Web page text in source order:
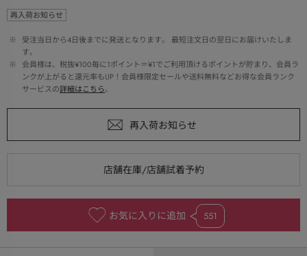
再入荷お知らせ
※
受注当日から4日後までに発送となります。 最短注文日の翌日にお届けいたしま
す。
※
会員様は、税抜¥100毎に1ポイント＝¥1でご利用頂けるポイントが貯まり、会員ラ
ンクが上がると還元率もUP！会員様限定セールや送料無料などお得な会員ランク
サービスの詳細はこちら。
お気に入りに追加 551